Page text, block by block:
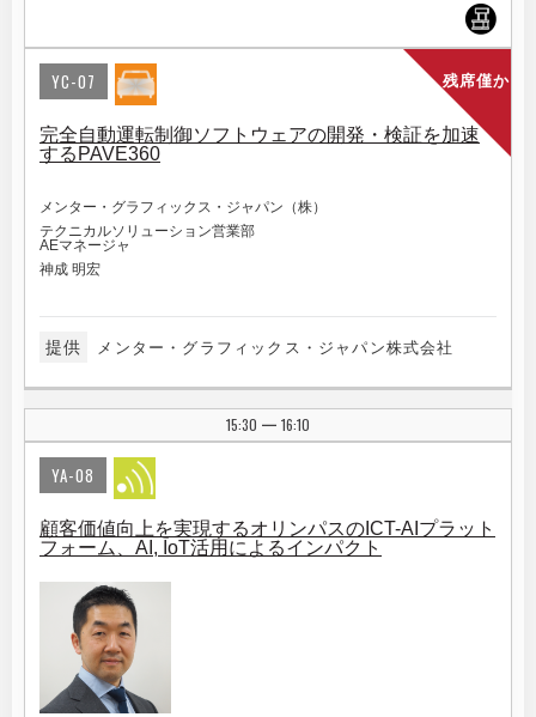
残席僅か
YC-07
完全自動運転制御ソフトウェアの開発・検証を加速
するPAVE360
メンター・グラフィックス・ジャパン（株）
テクニカルソリューション営業部
AEマネージャ
神成 明宏
提供 メンター・グラフィックス・ジャパン株式会社
15:30 | 16:10
YA-08
顧客価値向上を実現するオリンパスのICT-AIプラット
フォーム、AI, IoT活用によるインパクト